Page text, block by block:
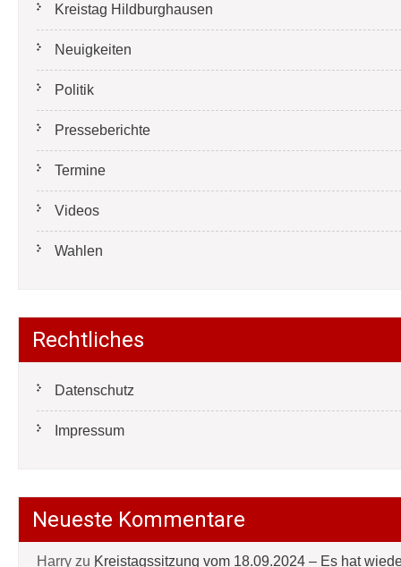
Kreistag Hildburghausen
Neuigkeiten
Politik
Presseberichte
Termine
Videos
Wahlen
Rechtliches
Datenschutz
Impressum
Neueste Kommentare
Harry zu Kreistagssitzung vom 18.09.2024 – Es hat